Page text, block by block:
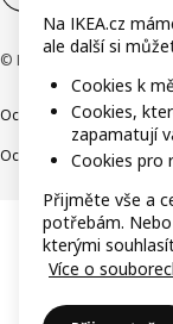
© Inter IKEA Systems
Ochrana osobních údajů
Ochrana Oznamovatelů
Na IKEA.cz
ale další si
Cookies k
Cookies,
zapamatují
Cookies pro
Přijměte vše a
potřebám.
kterými
Více o